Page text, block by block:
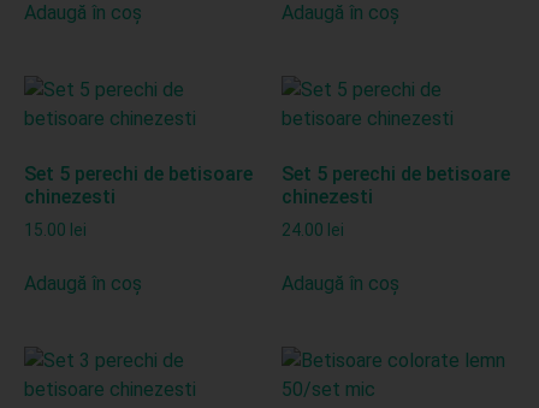
Adaugă în coș Adaugă în coș
Set 5 perechi de betisoare
chinezesti
15.00 lei
Adaugă în coș
Set 5 perechi de betisoare
chinezesti
24.00 lei
Adaugă în coș